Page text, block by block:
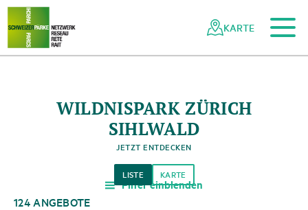
Navigieren
Netzwerk
Schweizer
Schnellnavigation
Zum Hauptinhalt
Zur mobilen Navigation
Zur Suche
Zum Fussbereich
Zur Sitemap
KARTE
WILDNISPARK ZÜRICH
SIHLWALD
JETZT ENTDECKEN
a Filter einblenden
LISTE KARTE
124 ANGEBOTE